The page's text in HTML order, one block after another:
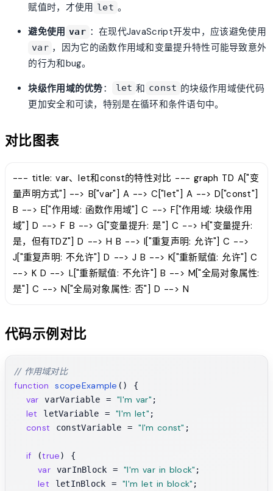
赋值时，才使用 let 。
避免使用 var ：在现代JavaScript开发中，应该避免使用
var ，因为它的函数作用域和变量提升特性可能导致意外
的行为和bug。
块级作用域的优势： let 和 const 的块级作用域使代码
更加安全和可读，特别是在循环和条件语句中。
对比图表
--- title: var、let和const的特性对比 --- graph TD A["变
量声明方式"] --> B["var"] A --> C["let"] A --> D["const"]
B --> E["作用域: 函数作用域"] C --> F["作用域: 块级作用
域"] D --> F B --> G["变量提升: 是"] C --> H["变量提升:
是，但有TDZ"] D --> H B --> I["重复声明: 允许"] C -->
J["重复声明: 不允许"] D --> J B --> K["重新赋值: 允许"] C
--> K D --> L["重新赋值: 不允许"] B --> M["全局对象属性:
是"] C --> N["全局对象属性: 否"] D --> N
代码示例对比
// 作用域对比
function
scopeExample ( ) {
var varVariable = "I'm var" ;
let letVariable = "I'm let" ;
const constVariable = "I'm const" ;
if (true) {
var varInBlock = "I'm var in block" ;
let letInBlock = "I'm let in block" ;